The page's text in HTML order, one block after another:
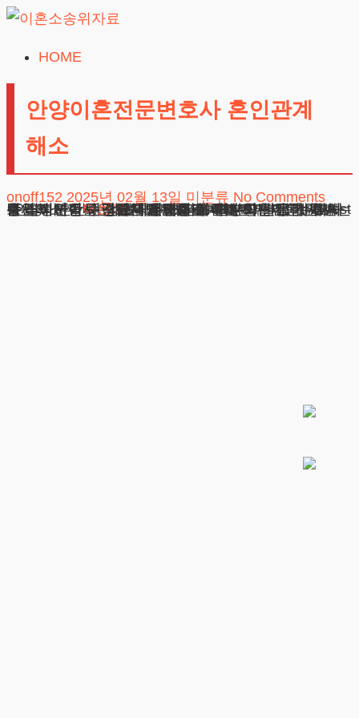
Skip
content
혼
위
자
HOME
안양이혼전문변호사 혼인관계
해소
onoff152 2025년 02월 13일 미분류 No Comments
안양이혼전문변호사 혼인관계 해소 부부관계 해체를 결정하실 때 법률대리인의 조언이 꼭 필요합니다. 혼인해소 방식은 크게 두 가지로 구분되는데, 첫째는 당사자 사이 원만한 대화로 진행하는 방법이며, 둘째는 법원의 판단을 구하는 것입니다. 안양이혼전문변호사로서 다년간 수많은 가정사를 다루며 느낀 점은, 대다수 의뢰인이더보기상호 : 법무법인 테헤란
사업자 : 589-86-01340
대표자 : 이수학
주소 : 서울시 강남구 테헤란로 420, KT선릉타워West 9층
광고책임변호사 : 이수학